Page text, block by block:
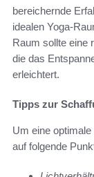
bereichernde
idealen Yoga-
Raum sollte eine
die das
erleichtert.
Tipps zur
Um eine
auf folgende